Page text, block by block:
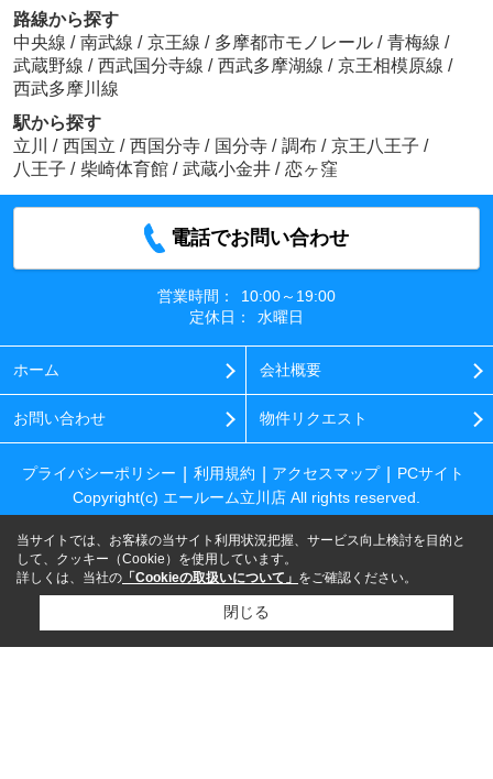
路線から探す
中央線 / 南武線 / 京王線 / 多摩都市モノレール / 青梅線 /
武蔵野線 / 西武国分寺線 / 西武多摩湖線 / 京王相模原線 /
西武多摩川線
駅から探す
立川
/ 西国立 / 西国分寺 / 国分寺 / 調布 / 京王八王子 /
八王子 / 柴崎体育館 / 武蔵小金井 / 恋ヶ窪
電話でお問い合わせ
営業時間：
10:00～19:00
定休日：
水曜日
ホーム 会社概要
お問い合わせ 物件リクエスト
プライバシーポリシー 利用規約 アクセスマップ
PCサイト
Copyright(c) エールーム立川店 All rights reserved.
当サイトでは、お客様の当サイト利用状況把握、サービス向上検討を目的と
して、クッキー（Cookie）を使用しています。
詳しくは、当社の 「Cookieの取扱いについて」 をご確認ください。
閉じる